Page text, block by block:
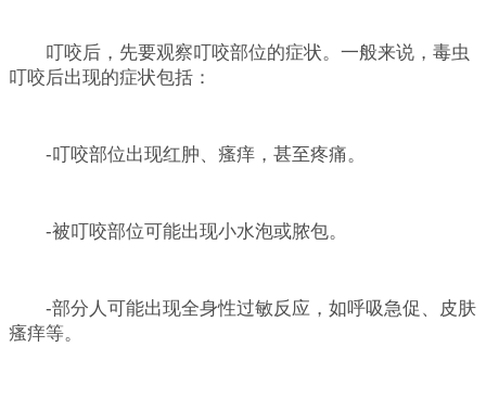
叮咬后，先要观察叮咬部位的症状。一般来说，毒虫
叮咬后出现的症状包括：
-叮咬部位出现红肿、瘙痒，甚至疼痛。
-被叮咬部位可能出现小水泡或脓包。
-部分人可能出现全身性过敏反应，如呼吸急促、皮肤
瘙痒等。